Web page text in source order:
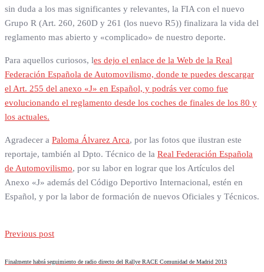
sin duda a los mas significantes y relevantes, la FIA con el nuevo
Grupo R (Art. 260, 260D y 261 (los nuevo R5)) finalizara la vida del
reglamento mas abierto y «complicado» de nuestro deporte.
Para aquellos curiosos, les dejo el enlace de la Web de la Real
Federación Española de Automovilismo, donde te puedes descargar
el Art. 255 del anexo «J» en Español, y podrás ver como fue
evolucionando el reglamento desde los coches de finales de los 80 y
los actuales.
Agradecer a Paloma Álvarez Arca, por las fotos que ilustran este
reportaje, también al Dpto. Técnico de la Real Federación Española
de Automovilismo, por su labor en lograr que los Artículos del
Anexo «J» además del Código Deportivo Internacional, estén en
Español, y por la labor de formación de nuevos Oficiales y Técnicos.
Previous post
Finalmente habrá seguimiento de radio directo del Rallye RACE Comunidad de Madrid 2013